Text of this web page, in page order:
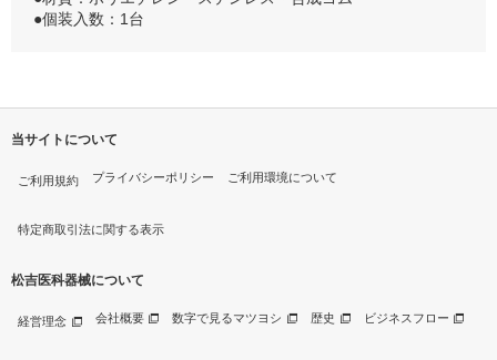
●個装入数：1台
当サイトについて
ご利用規約 プライバシーポリシー ご利用環境について
特定商取引法に関する表示
松吉医科器械について
経営理念 会社概要 数字で見るマツヨシ 歴史 ビジネスフロー